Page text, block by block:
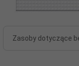
Zasoby dotyczące